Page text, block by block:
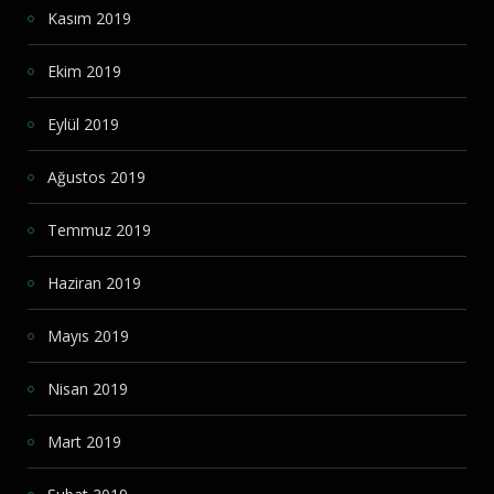
Kasım 2019
Ekim 2019
Eylül 2019
Ağustos 2019
Temmuz 2019
Haziran 2019
Mayıs 2019
Nisan 2019
Mart 2019